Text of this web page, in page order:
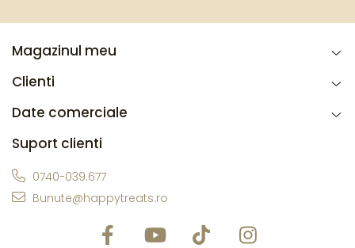
Magazinul meu
Clienti
Date comerciale
Suport clienti
0740-039.677
Bunute@happytreats.ro